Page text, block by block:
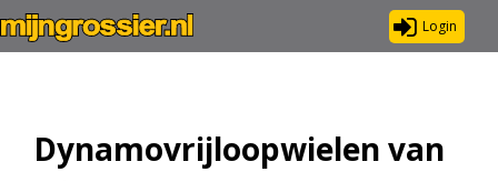
Login
Dynamovrijloopwielen van